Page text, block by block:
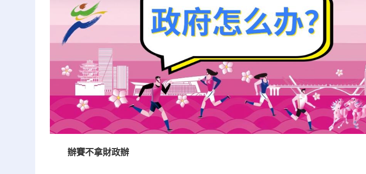
辦賽不拿財政辦